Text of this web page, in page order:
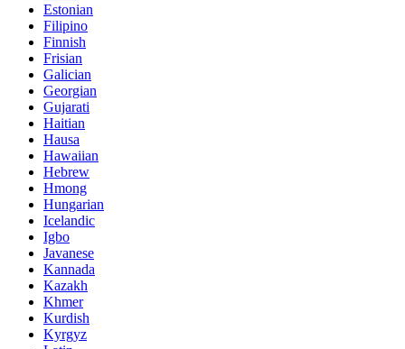
Estonian
Filipino
Finnish
Frisian
Galician
Georgian
Gujarati
Haitian
Hausa
Hawaiian
Hebrew
Hmong
Hungarian
Icelandic
Igbo
Javanese
Kannada
Kazakh
Khmer
Kurdish
Kyrgyz